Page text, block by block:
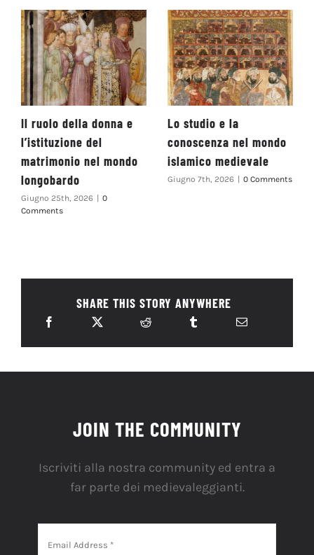
Il ruolo della donna e
l’istituzione del
matrimonio nel mondo
longobardo
Giugno 25th, 2026 | 0
Comments
Lo studio e la
conoscenza nel mondo
islamico medievale
Giugno 7th, 2026 | 0 Comments
SHARE THIS STORY ANYWHERE
JOIN THE COMMUNITY
Iscriviti alla nostra community ed entra a
far parte dei medievaleggianti.